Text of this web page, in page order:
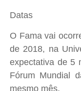
Datas
O Fama vai
de 2018, na
expectativa de 5
Fórum Mundial
mesmo mês.